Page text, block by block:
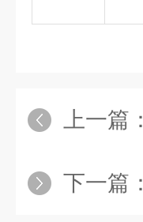
上一篇：
下一篇：